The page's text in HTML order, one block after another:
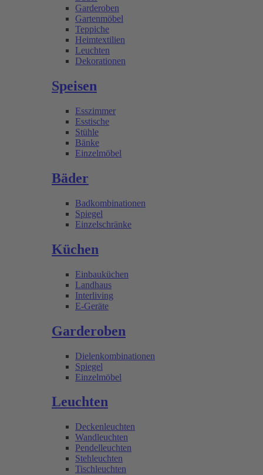
Garderoben
Gartenmöbel
Teppiche
Heimtextilien
Leuchten
Dekorationen
Speisen
Esszimmer
Esstische
Stühle
Bänke
Einzelmöbel
Bäder
Badkombinationen
Spiegel
Einzelschränke
Küchen
Einbauküchen
Landhaus
Interliving
E-Geräte
Garderoben
Dielenkombinationen
Spiegel
Einzelmöbel
Leuchten
Deckenleuchten
Wandleuchten
Pendelleuchten
Stehleuchten
Tischleuchten